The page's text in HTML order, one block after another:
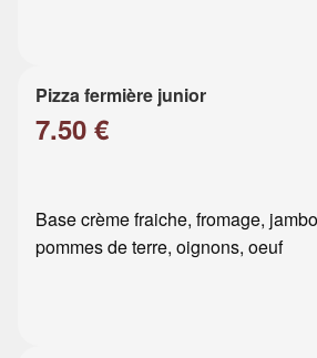
Pizza fermière junior
7.50 €
Base crème fraiche, fromage,
pommes de terre, oignons, oeuf